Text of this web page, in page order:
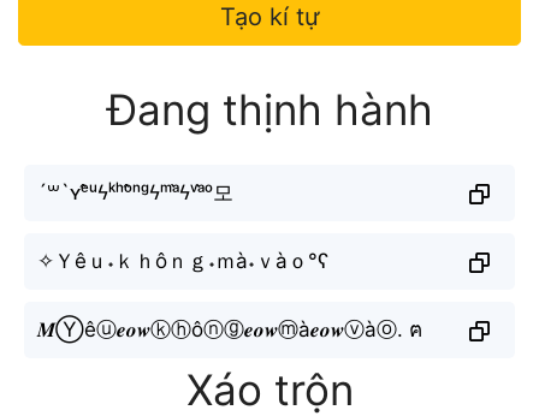
Tạo kí tự
Đang thịnh hành
´꒳`ʏᵉ̂ᵘϟᵏʰᵒ̂ⁿᵍϟᵐᵃ̀ϟᵛᵃ̀ᵒ모
✧Ｙêｕ˖ｋｈôｎｇ˖ｍà˖ｖàｏ°ʕ
𝑴Ⓨêⓤ𝒆𝒐𝒘ⓚⓗôⓝⓖ𝒆𝒐𝒘ⓜà𝒆𝒐𝒘ⓥàⓞ. ฅ
Xáo trộn